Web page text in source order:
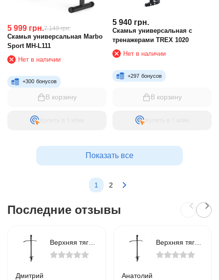
5 999 грн.7 149 грн.
Скамья универсальная Marbo
Sport MH-L111
Нет в наличии
+300 бонусов
В корзину
Купить в 1 клик
5 940 грн.
Скамья универсальная с
тренажерами TREX 1020
Нет в наличии
+297 бонусов
В корзину
Купить в 1 клик
Показать все
1 2
Последние отзывы
Верхняя тяга Hop-Sport HS-1070B
Дмитрий
Верхняя тяга Hop-Sport HS-1070B
Анатолий